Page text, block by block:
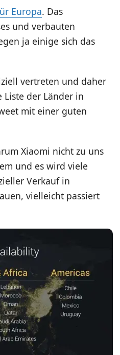
Europa. Das
und verbauten
ja einige sich das
vertreten und daher
der Länder in
mit einer guten
Xiaomi nicht zu uns
und es wird viele
Verkauf in
vielleicht passiert